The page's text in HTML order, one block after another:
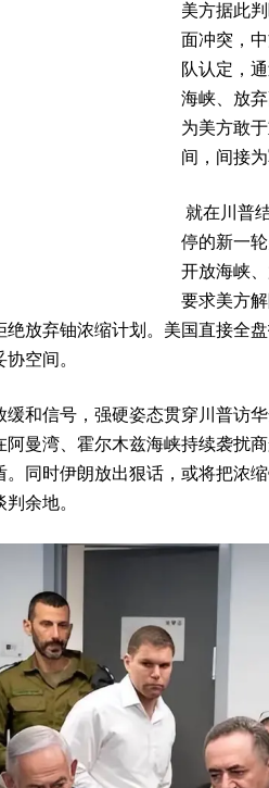
美方据此
面冲突，
队认定，
海峡、放
为美方敢
间，间接
就在川普
停的新一
开放海峡
要求美方
绝放弃铀浓缩计划。美国直接全
空间。
缓和信号，强硬姿态贯穿川普访
阿曼湾、霍尔木兹海峡持续袭扰
。同时伊朗放出狠话，或将把浓
余地。